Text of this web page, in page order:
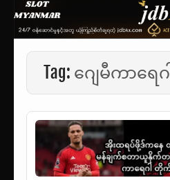
Tag: ဂျေမီကာရေဂါ